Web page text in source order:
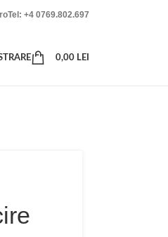
Tel: +4 0769.802.697
0,00 LEI